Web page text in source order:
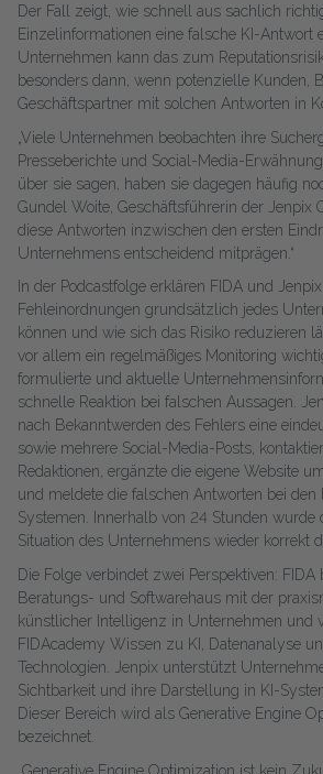
Der Fall zeigt, wie schnell aus sachlich
Einzelinformationen eine falsche KI-Antwort
Unternehmen kann das zum
besonders dann, wenn potenzielle Kunden,
Geschäftspartner mit solchen Antworten in
„Viele Unternehmen beobachten ihre
Presseberichte und Social-Media-
über sie sagen, haben sie dagegen häufig
Gundel Woite, Geschäftsführerin der Jenpix
diese Antworten inzwischen den ersten
Unternehmens entscheidend mitprägen.“
In der Podcastfolge erklären FIDA und
Fehleinordnungen grundsätzlich jedes
können und wie sich das Risiko reduzieren
vor allem ein regelmäßiges Monitoring
formulierte und aktuelle
schnelle Reaktion bei falschen Aussagen.
nach Bekanntwerden des Fehlers eine
sowie mehrere Social-Media-Posts,
Redaktionen, ergänzte die eigene Website
und meldete die falschen Antworten bei den
Systemen. Innerhalb von 24 Stunden wurde
Situation des Unternehmens wieder korrekt
Die Folge verbindet zwei Perspektiven:
Beratungs- und Softwarehaus mit der
künstlicher Intelligenz in Unternehmen und
FIDAcademy Wissen zu KI, Datenanalyse
Technologien. Jenpix unterstützt
Sichtbarkeit und ihre Darstellung in KI-
Dieser Bereich wird als Generative Engine
bezeichnet.